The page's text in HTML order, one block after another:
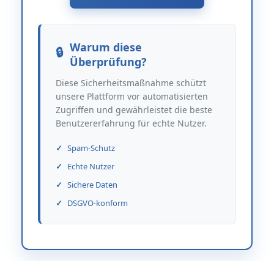
Warum diese
Überprüfung?
Diese Sicherheitsmaßnahme schützt
unsere Plattform vor automatisierten
Zugriffen und gewährleistet die beste
Benutzererfahrung für echte Nutzer.
Spam-Schutz
Echte Nutzer
Sichere Daten
DSGVO-konform